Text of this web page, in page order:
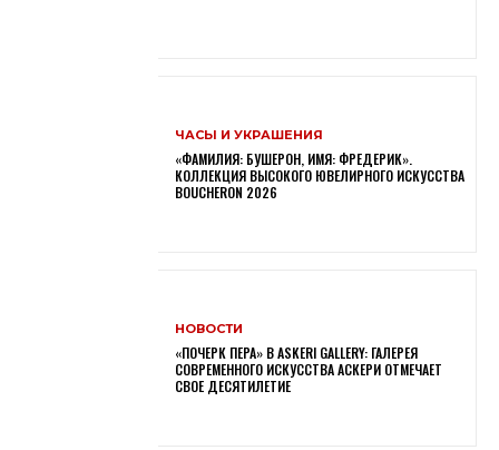
ЧАСЫ И УКРАШЕНИЯ
«ФАМИЛИЯ: БУШЕРОН, ИМЯ: ФРЕДЕРИК».
КОЛЛЕКЦИЯ ВЫСОКОГО ЮВЕЛИРНОГО ИСКУССТВА
BOUCHERON 2026
НОВОСТИ
«ПОЧЕРК ПЕРА» В ASKERI GALLERY: ГАЛЕРЕЯ
СОВРЕМЕННОГО ИСКУССТВА АСКЕРИ ОТМЕЧАЕТ
СВОЕ ДЕСЯТИЛЕТИЕ